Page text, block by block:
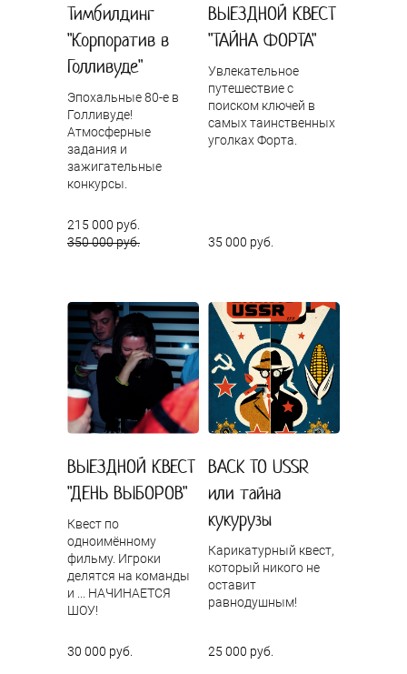
Тимбилдинг
"Корпоратив в
Голливуде"
Эпохальные 80-е в
Голливуде!
Атмосферные
задания и
зажигательные
конкурсы.
215 000 руб.
350 000 руб.
ВЫЕЗДНОЙ КВЕСТ
"ТАЙНА ФОРТА"
Увлекательное
путешествие с
поиском ключей в
самых таинственных
уголках Форта.
35 000 руб.
ВЫЕЗДНОЙ КВЕСТ
"ДЕНЬ ВЫБОРОВ"
Квест по
одноимённому
фильму. Игроки
делятся на команды
и ... НАЧИНАЕТСЯ
ШОУ!
30 000 руб.
BACK TO USSR
или тайна
кукурузы
Карикатурный квест,
который никого не
оставит
равнодушным!
25 000 руб.